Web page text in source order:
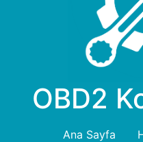
OBD2
Ana Sayfa